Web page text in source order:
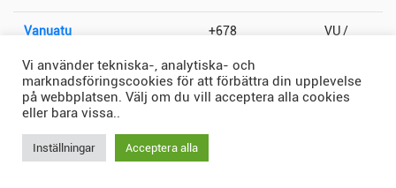
Vanuatu +678
VU /
Vatikanstaten +379 VA / VAT
Vi använder tekniska-, analytiska- och
marknadsföringscookies för att förbättra din upplevelse
på webbplatsen. Välj om du vill acceptera alla cookies
eller bara vissa..
Inställningar Acceptera alla